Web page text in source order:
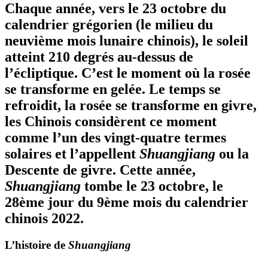
Chaque année, vers le 23 octobre du
calendrier grégorien (le milieu du
neuvième mois lunaire chinois), le soleil
atteint 210 degrés au-dessus de
l’écliptique. C’est le moment où la rosée
se transforme en gelée. Le temps se
refroidit, la rosée se transforme en givre,
les Chinois considèrent ce moment
comme l’un des vingt-quatre termes
solaires et l’appellent Shuangjiang ou la
Descente de givre. Cette année,
Shuangjiang tombe le 23 octobre, le
28ème jour du 9ème mois du calendrier
chinois 2022.
L’histoire de Shuangjiang